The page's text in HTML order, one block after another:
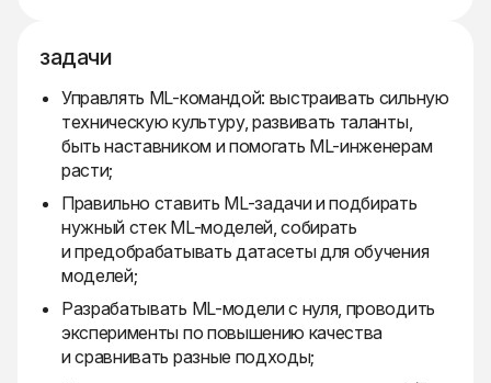
задачи
Управлять ML-командой: выстраивать сильную
техническую культуру, развивать таланты,
быть наставником и помогать ML-инженерам
расти;
Правильно ставить ML-задачи и подбирать
нужный стек ML-моделей, собирать
и предобрабатывать датасеты для обучения
моделей;
Разрабатывать ML-модели с нуля, проводить
эксперименты по повышению качества
и сравнивать разные подходы;